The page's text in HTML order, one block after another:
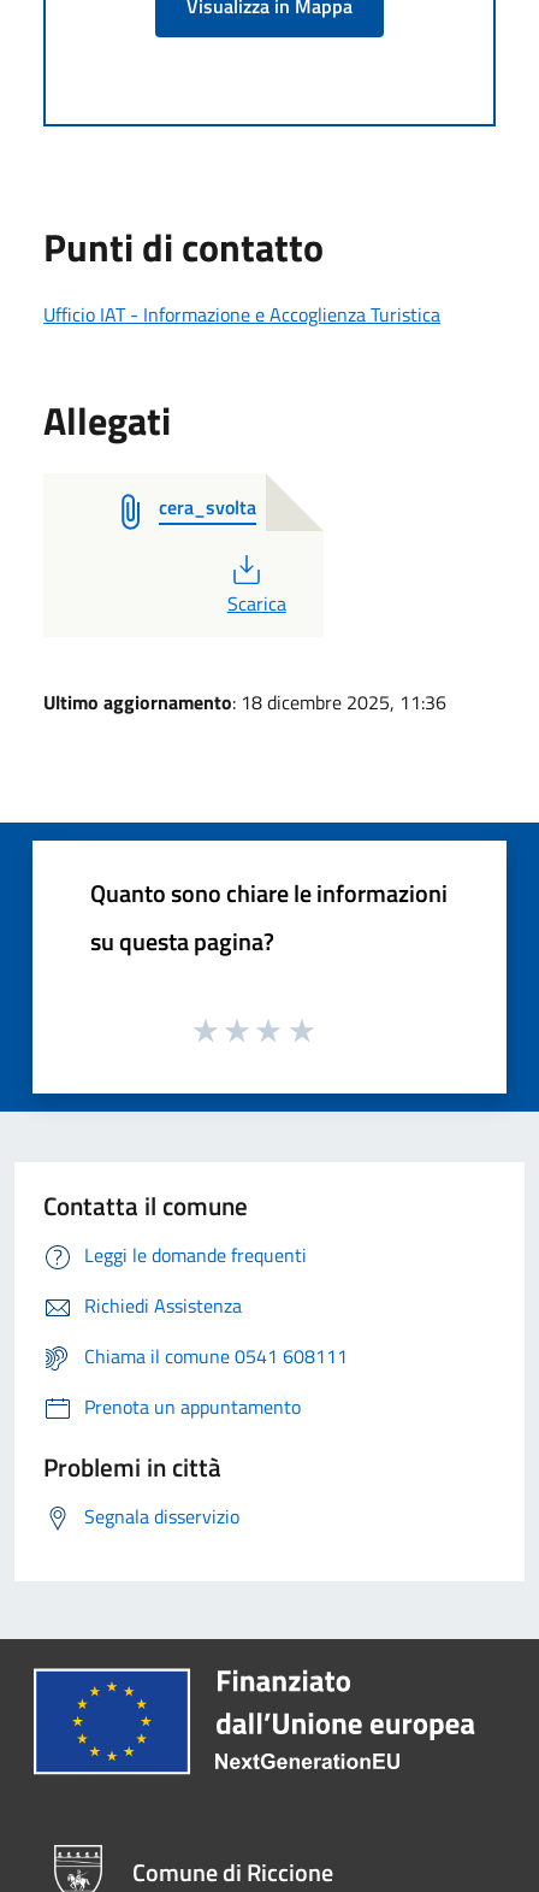
Punti di contatto
Ufficio IAT - Informazione e Accoglienza Turistica
Allegati
cera_svolta
PDF
Scarica
Ultimo aggiornamento: 18 dicembre 2025, 11:36
Quanto sono chiare le informazioni
su questa pagina?
Contatta il comune
Leggi le domande frequenti
Richiedi Assistenza
Chiama il comune 0541 608111
Prenota un appuntamento
Problemi in città
Segnala disservizio
Comune di Riccione